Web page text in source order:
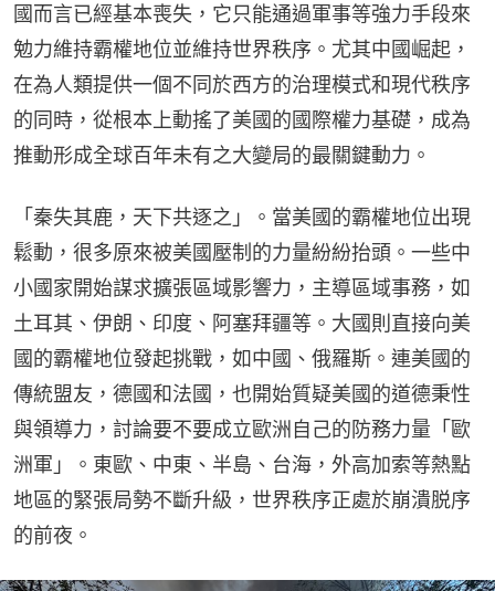
國而言已經基本喪失，它只能通過軍事等強力手段來
勉力維持霸權地位並維持世界秩序。尤其中國崛起，
在為人類提供一個不同於西方的治理模式和現代秩序
的同時，從根本上動搖了美國的國際權力基礎，成為
推動形成全球百年未有之大變局的最關鍵動力。
「秦失其鹿，天下共逐之」。當美國的霸權地位出現
鬆動，很多原來被美國壓制的力量紛紛抬頭。一些中
小國家開始謀求擴張區域影響力，主導區域事務，如
土耳其、伊朗、印度、阿塞拜疆等。大國則直接向美
國的霸權地位發起挑戰，如中國、俄羅斯。連美國的
傳統盟友，德國和法國，也開始質疑美國的道德秉性
與領導力，討論要不要成立歐洲自己的防務力量「歐
洲軍」。東歐、中東、半島、台海，外高加索等熱點
地區的緊張局勢不斷升級，世界秩序正處於崩潰脱序
的前夜。